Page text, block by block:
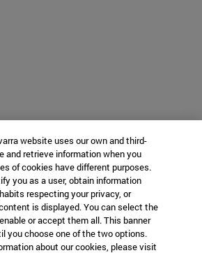
website uses our own and third-
and retrieve information when you
of cookies have different purposes.
you as a user, obtain information
respecting your privacy, or
is displayed. You can select the
or accept them all. This banner
you choose one of the two options.
about our cookies, please visit